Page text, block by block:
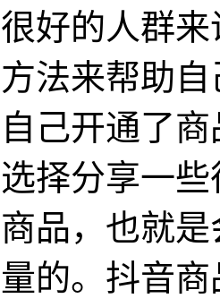
好的人群
法来帮助
己开通了
择分享一
品，也就
的。抖音